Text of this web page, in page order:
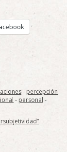
- percepción
- personal -